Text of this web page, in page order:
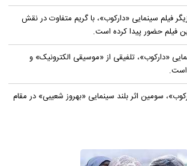
فیلم سینمایی «دارکوب»، با گریم متفاوت در نقش
فیلم حضور پیدا کرده است.
«دارکوب»، تلفیقی از «موسیقی الکترونیک» و
سومین اثر بلند سینمایی «بهروز شعیبی» در مقام